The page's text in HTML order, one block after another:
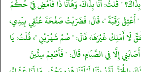
" قُلْتُ: أَنَا بِذَاكَ، وَهَأَنَا ذَا فَأَمْضِ فِيَّ حُكْمَ
" أَعْتِقْ رَقَبَةً "، قَالَ: فَضَرَبْتُ صَفْحَةَ عُنُقِي بِيَدِي،
لَا أَمْلِكُ غَيْرَهَا، قَالَ: " صُمْ شَهْرَيْنِ "، قُلْتُ: يَا
إِلَّا فِي الصِّيَامِ، قَالَ: " فَأَطْعِمْ سِتِّينَ